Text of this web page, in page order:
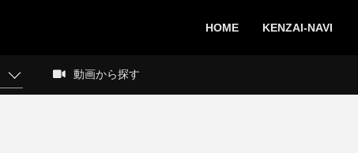
HOME KENZAI-NAVI
動画から探す